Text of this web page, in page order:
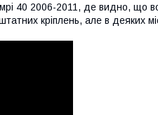
40 2006-2011, де видно, що
кріплень, але в деяких